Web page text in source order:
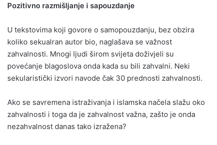
Pozitivno razmišljanje i sapouzdanje
U tekstovima koji govore o samopouzdanju, bez obzira
koliko sekualran autor bio, naglašava se važnost
zahvalnosti. Mnogi ljudi širom svijeta doživjeli su
povećanje blagoslova onda kada su bili zahvalni. Neki
sekularistički izvori navode čak 30 prednosti zahvalnosti.
Ako se savremena istraživanja i islamska načela slažu oko
zahvalnosti i toga da je zahvalnost važna, zašto je onda
nezahvalnost danas tako izražena?